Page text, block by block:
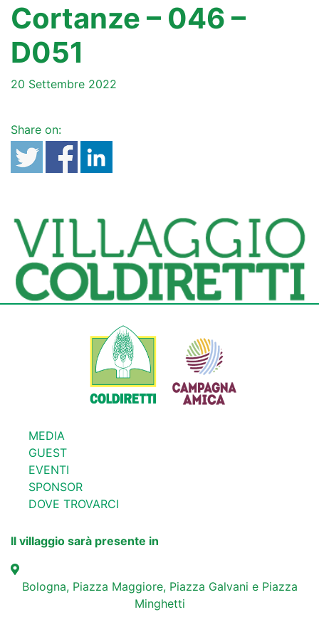
Cortanze – 046 –
D051
20 Settembre 2022
Share on:
MEDIA
GUEST
EVENTI
SPONSOR
DOVE TROVARCI
Il villaggio sarà presente in
Bologna, Piazza Maggiore, Piazza Galvani e Piazza
Minghetti